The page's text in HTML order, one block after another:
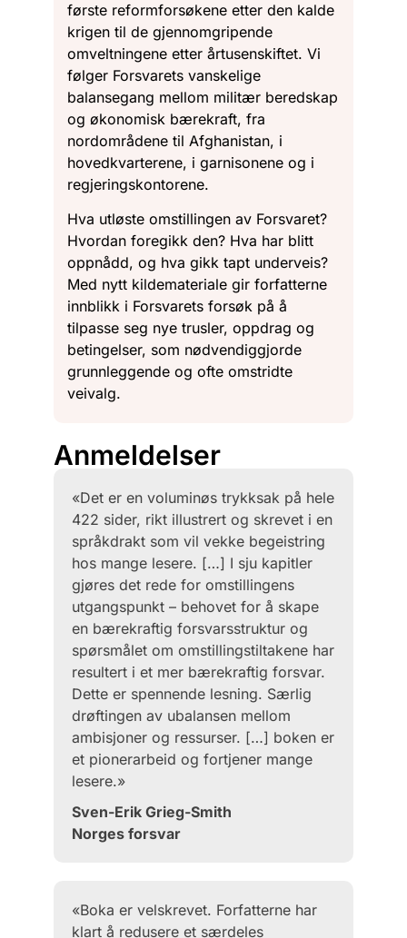
første reformforsøkene etter den kalde
krigen til de gjennomgripende
omveltningene etter årtusenskiftet. Vi
følger Forsvarets vanskelige
balansegang mellom militær beredskap
og økonomisk bærekraft, fra
nordområdene til Afghanistan, i
hovedkvarterene, i garnisonene og i
regjeringskontorene.
Hva utløste omstillingen av Forsvaret?
Hvordan foregikk den? Hva har blitt
oppnådd, og hva gikk tapt underveis?
Med nytt kildemateriale gir forfatterne
innblikk i Forsvarets forsøk på å
tilpasse seg nye trusler, oppdrag og
betingelser, som nødvendiggjorde
grunnleggende og ofte omstridte
veivalg.
Anmeldelser
«Det er en voluminøs trykksak på hele
422 sider, rikt illustrert og skrevet i en
språkdrakt som vil vekke begeistring
hos mange lesere. […] I sju kapitler
gjøres det rede for omstillingens
utgangspunkt – behovet for å skape
en bærekraftig forsvarsstruktur og
spørsmålet om omstillingstiltakene har
resultert i et mer bærekraftig forsvar.
Dette er spennende lesning. Særlig
drøftingen av ubalansen mellom
ambisjoner og ressurser. […] boken er
et pionerarbeid og fortjener mange
lesere.»
Sven-Erik Grieg-Smith
Norges forsvar
«Boka er velskrevet. Forfatterne har
klart å redusere et særdeles